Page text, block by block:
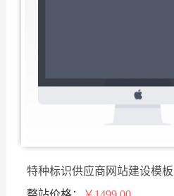
特种标识供应商网站建设模板